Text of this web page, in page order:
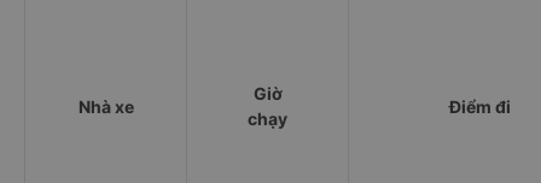
Nhà xe
Giờ
chạy
Điểm đi